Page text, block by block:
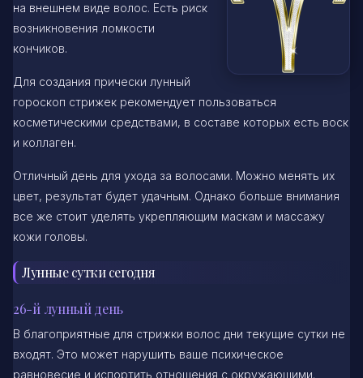
на внешнем виде волос. Есть риск
возникновения ломкости
кончиков.
Для создания прически лунный
гороскоп стрижек рекомендует пользоваться
косметическими средствами, в составе которых есть воск
и коллаген.
Отличный день для ухода за волосами. Можно менять их
цвет, результат будет удачным. Однако больше внимания
все же стоит уделять укрепляющим маскам и массажу
кожи головы.
Лунные сутки сегодня
26-й лунный день
В благоприятные для стрижки волос дни текущие сутки не
входят. Это может нарушить ваше психическое
равновесие и испортить отношения с окружающими.